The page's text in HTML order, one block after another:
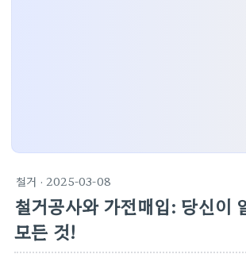
철거 · 2025-03-08
철거공사와 가전매입: 당신이
모든 것!